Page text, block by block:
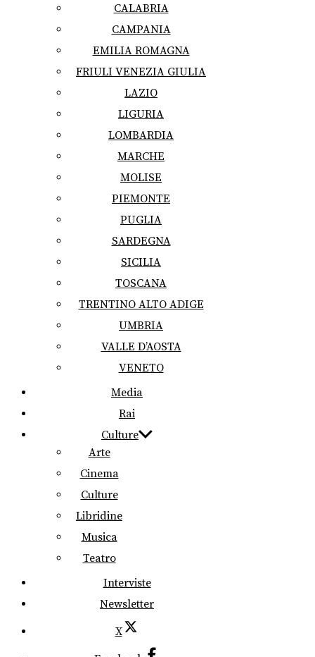
CALABRIA
CAMPANIA
EMILIA ROMAGNA
FRIULI VENEZIA GIULIA
LAZIO
LIGURIA
LOMBARDIA
MARCHE
MOLISE
PIEMONTE
PUGLIA
SARDEGNA
SICILIA
TOSCANA
TRENTINO ALTO ADIGE
UMBRIA
VALLE D’AOSTA
VENETO
Media
Rai
Culture
Arte
Cinema
Culture
Libridine
Musica
Teatro
Interviste
Newsletter
X